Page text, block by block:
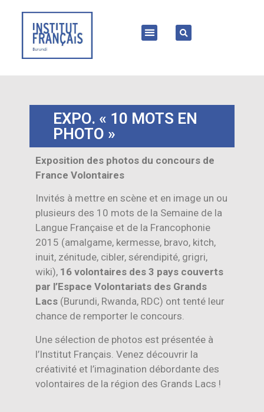
EXPO. « 10 MOTS EN
PHOTO »
Exposition des photos du concours de
France Volontaires
Invités à mettre en scène et en image un ou
plusieurs des 10 mots de la Semaine de la
Langue Française et de la Francophonie
2015 (amalgame, kermesse, bravo, kitch,
inuit, zénitude, cibler, sérendipité, grigri,
wiki), 16 volontaires des 3 pays couverts
par l’Espace Volontariats des Grands
Lacs (Burundi, Rwanda, RDC) ont tenté leur
chance de remporter le concours.
Une sélection de photos est présentée à
l’Institut Français. Venez découvrir la
créativité et l’imagination débordante des
volontaires de la région des Grands Lacs !